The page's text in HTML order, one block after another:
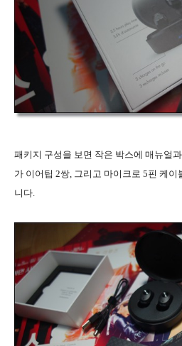
패키지 구성을 보면 작은 박스에 매뉴얼
가 이어팁 2쌍, 그리고 마이크로 5핀 케
니다.